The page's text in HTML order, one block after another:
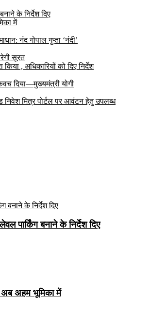
के निर्देश दिए
में
नंद गोपाल गुप्ता ‘नंदी’
सूरत
, अधिकारियों को दिए निर्देश
दिया—मुख्यमंत्री योगी
निवेश मित्र पोर्टल पर आवंटन हेतु उपलब्ध
पार्किंग बनाने के निर्देश दिए
अब अहम भूमिका में